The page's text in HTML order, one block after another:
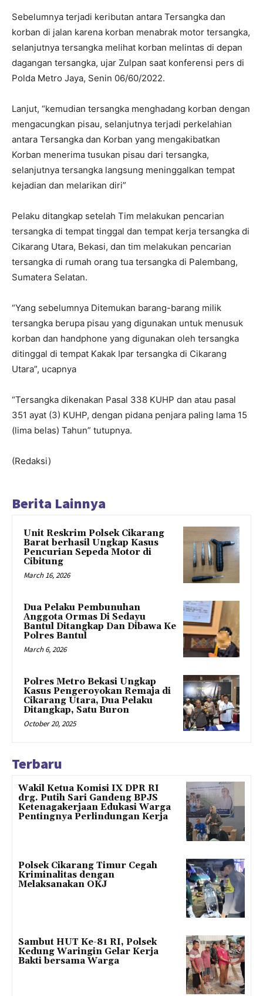
Sebelumnya terjadi keributan antara Tersangka dan
korban di jalan karena korban menabrak motor tersangka,
selanjutnya tersangka melihat korban melintas di depan
dagangan tersangka, ujar Zulpan saat konferensi pers di
Polda Metro Jaya, Senin 06/60/2022.
Lanjut, “kemudian tersangka menghadang korban dengan
mengacungkan pisau, selanjutnya terjadi perkelahian
antara Tersangka dan Korban yang mengakibatkan
Korban menerima tusukan pisau dari tersangka,
selanjutnya tersangka langsung meninggalkan tempat
kejadian dan melarikan diri”
Pelaku ditangkap setelah Tim melakukan pencarian
tersangka di tempat tinggal dan tempat kerja tersangka di
Cikarang Utara, Bekasi, dan tim melakukan pencarian
tersangka di rumah orang tua tersangka di Palembang,
Sumatera Selatan.
“Yang sebelumnya Ditemukan barang-barang milik
tersangka berupa pisau yang digunakan untuk menusuk
korban dan handphone yang digunakan oleh tersangka
ditinggal di tempat Kakak Ipar tersangka di Cikarang
Utara”, ucapnya
“Tersangka dikenakan Pasal 338 KUHP dan atau pasal
351 ayat (3) KUHP, dengan pidana penjara paling lama 15
(lima belas) Tahun” tutupnya.
(Redaksi)
Berita Lainnya
Unit Reskrim Polsek Cikarang
Barat berhasil Ungkap Kasus
Pencurian Sepeda Motor di
Cibitung
March 16, 2026
Dua Pelaku Pembunuhan
Anggota Ormas Di Sedayu
Bantul Ditangkap Dan Dibawa Ke
Polres Bantul
March 6, 2026
Polres Metro Bekasi Ungkap
Kasus Pengeroyokan Remaja di
Cikarang Utara, Dua Pelaku
Ditangkap, Satu Buron
October 20, 2025
Terbaru
Wakil Ketua Komisi IX DPR RI
drg. Putih Sari Gandeng BPJS
Ketenagakerjaan Edukasi Warga
Pentingnya Perlindungan Kerja
Polsek Cikarang Timur Cegah
Kriminalitas dengan
Melaksanakan OKJ
Sambut HUT Ke-81 RI, Polsek
Kedung Waringin Gelar Kerja
Bakti bersama Warga